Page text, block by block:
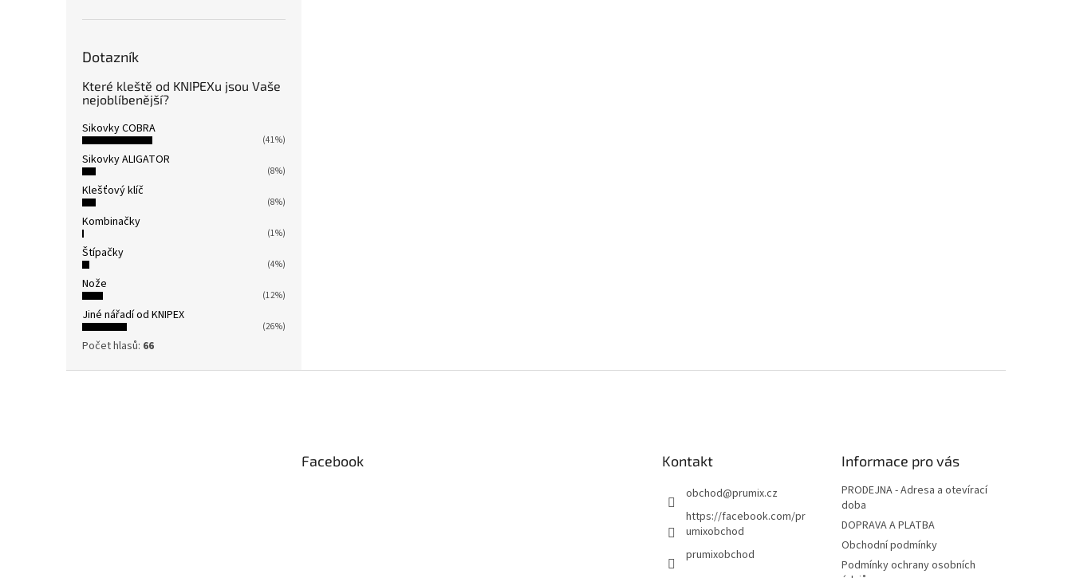
Dotazník
Které kleště od KNIPEXu jsou Vaše
nejoblíbenější?
Sikovky COBRA
(41%)
Sikovky ALIGATOR
(8%)
Klešťový klíč
(8%)
Kombinačky
(1%)
Štípačky
(4%)
Nože
(12%)
Jiné nářadí od KNIPEX
(26%)
Počet hlasů: 66
Facebook Kontakt
obchod@prumix.cz
https://facebook.com/pr
umixobchod
prumixobchod
Informace pro vás
PRODEJNA - Adresa a otevírací
doba
DOPRAVA A PLATBA
Obchodní podmínky
Podmínky ochrany osobních